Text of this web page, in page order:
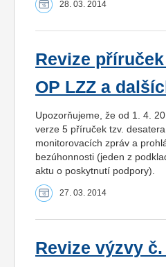
28. 03. 2014
Revize
OP LZZ a
Upozorňujeme, že od 1. 4.
verze 5 příruček tzv.
monitorovacích zpráv a
bezúhonnosti (jeden z
aktu o poskytnutí podpory).
27. 03. 2014
Revize výzvy č.